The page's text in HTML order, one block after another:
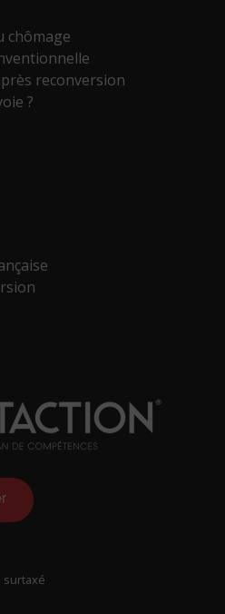
chômage
reconversion
?
surtaxé